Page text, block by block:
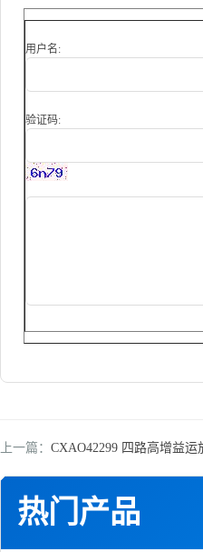
热门产品
用户名:
验证码:
上一篇： CXAO42299 四路高增益